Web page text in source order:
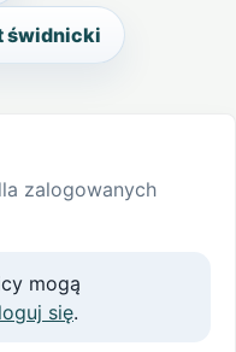
świdnicki
zalogowanych
mogą
się.